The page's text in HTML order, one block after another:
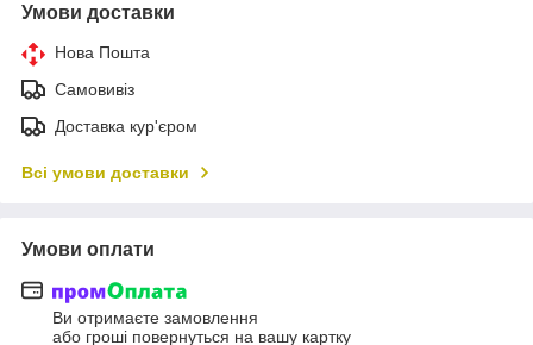
Умови доставки
Нова Пошта
Самовивіз
Доставка кур'єром
Всі умови доставки
Умови оплати
Ви отримаєте замовлення
або гроші повернуться на вашу картку